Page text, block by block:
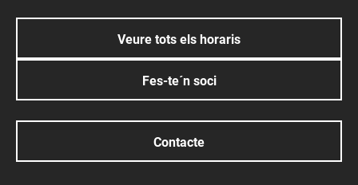
Veure tots els horaris
Fes-te´n soci
Contacte